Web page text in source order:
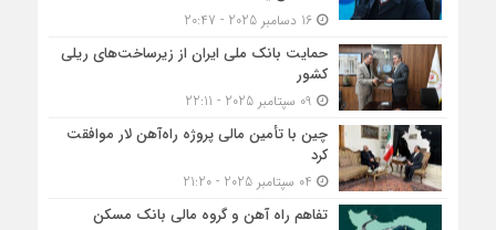
16 دسامبر 2025 - 20:47
حمایت بانک ملی ایران از زیرساخت‌های ریلی
کشور
چین با تأمین مالی پروژه راه‌آهن لار موافقت
کرد
تفاهم راه آهن و گروه مالی بانک مسکن